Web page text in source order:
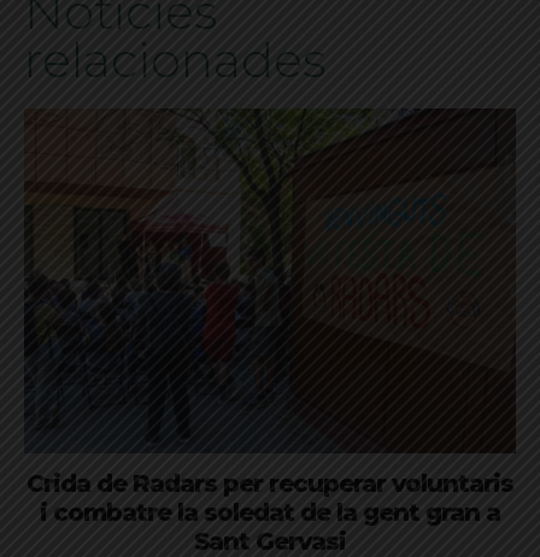
relacionades
Crida de Radars per recuperar voluntaris
i combatre la soledat de la gent gran a
Sant Gervasi